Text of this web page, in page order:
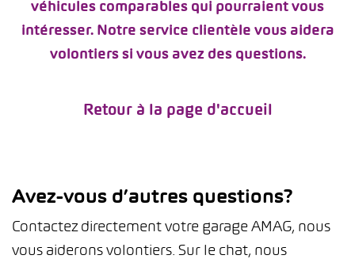
véhicules comparables qui pourraient vous
intéresser. Notre service clientèle vous aidera
volontiers si vous avez des questions.
Retour à la page d'accueil
Avez-vous d’autres questions?
Contactez directement votre garage AMAG, nous
vous aiderons volontiers. Sur le chat, nous